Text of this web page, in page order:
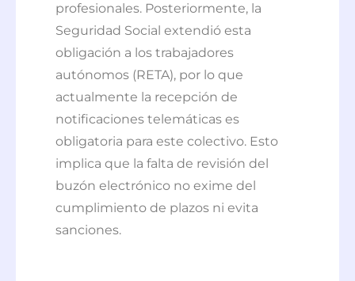
profesionales. Posteriormente, la
Seguridad Social extendió esta
obligación a los trabajadores
autónomos (RETA), por lo que
actualmente la recepción de
notificaciones telemáticas es
obligatoria para este colectivo. Esto
implica que la falta de revisión del
buzón electrónico no exime del
cumplimiento de plazos ni evita
sanciones.